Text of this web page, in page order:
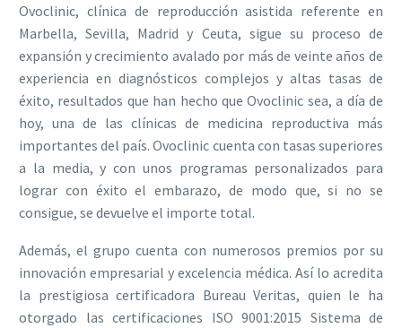
Ovoclinic, clínica de reproducción asistida referente en
Marbella, Sevilla, Madrid y Ceuta, sigue su proceso de
expansión y crecimiento avalado por más de veinte años de
experiencia en diagnósticos complejos y altas tasas de
éxito, resultados que han hecho que Ovoclinic sea, a día de
hoy, una de las clínicas de medicina reproductiva más
importantes del país. Ovoclinic cuenta con tasas superiores
a la media, y con unos programas personalizados para
lograr con éxito el embarazo, de modo que, si no se
consigue, se devuelve el importe total.
Además, el grupo cuenta con numerosos premios por su
innovación empresarial y excelencia médica. Así lo acredita
la prestigiosa certificadora Bureau Veritas, quien le ha
otorgado las certificaciones ISO 9001:2015 Sistema de